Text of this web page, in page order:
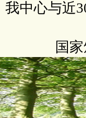
我中心与近
国